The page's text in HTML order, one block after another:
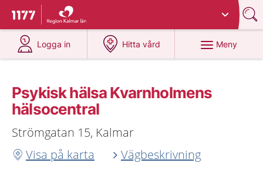
Till startsidan för 1177
Du har valt region
Logga in
på 1177.se
Hitta vård
på 1177.se
Meny
Psykisk hälsa Kvarnholmens
hälsocentral
Strömgatan 15, Kalmar
Visa på karta
Vägbeskrivning